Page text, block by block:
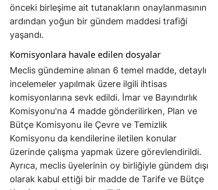
önceki birleşime ait tutanakların onaylanmasının
ardından yoğun bir gündem maddesi trafiği
yaşandı.
Komisyonlara havale edilen dosyalar
Meclis gündemine alınan 6 temel madde, detaylı
incelemeler yapılmak üzere ilgili ihtisas
komisyonlarına sevk edildi. İmar ve Bayındırlık
Komisyonu'na 4 madde gönderilirken, Plan ve
Bütçe Komisyonu ile Çevre ve Temizlik
Komisyonu da kendilerine iletilen konular
üzerinde çalışma yapmak üzere görevlendirildi.
Ayrıca, meclis üyelerinin oy birliğiyle gündem dışı
olarak kabul ettiği bir madde de Tarife ve Bütçe